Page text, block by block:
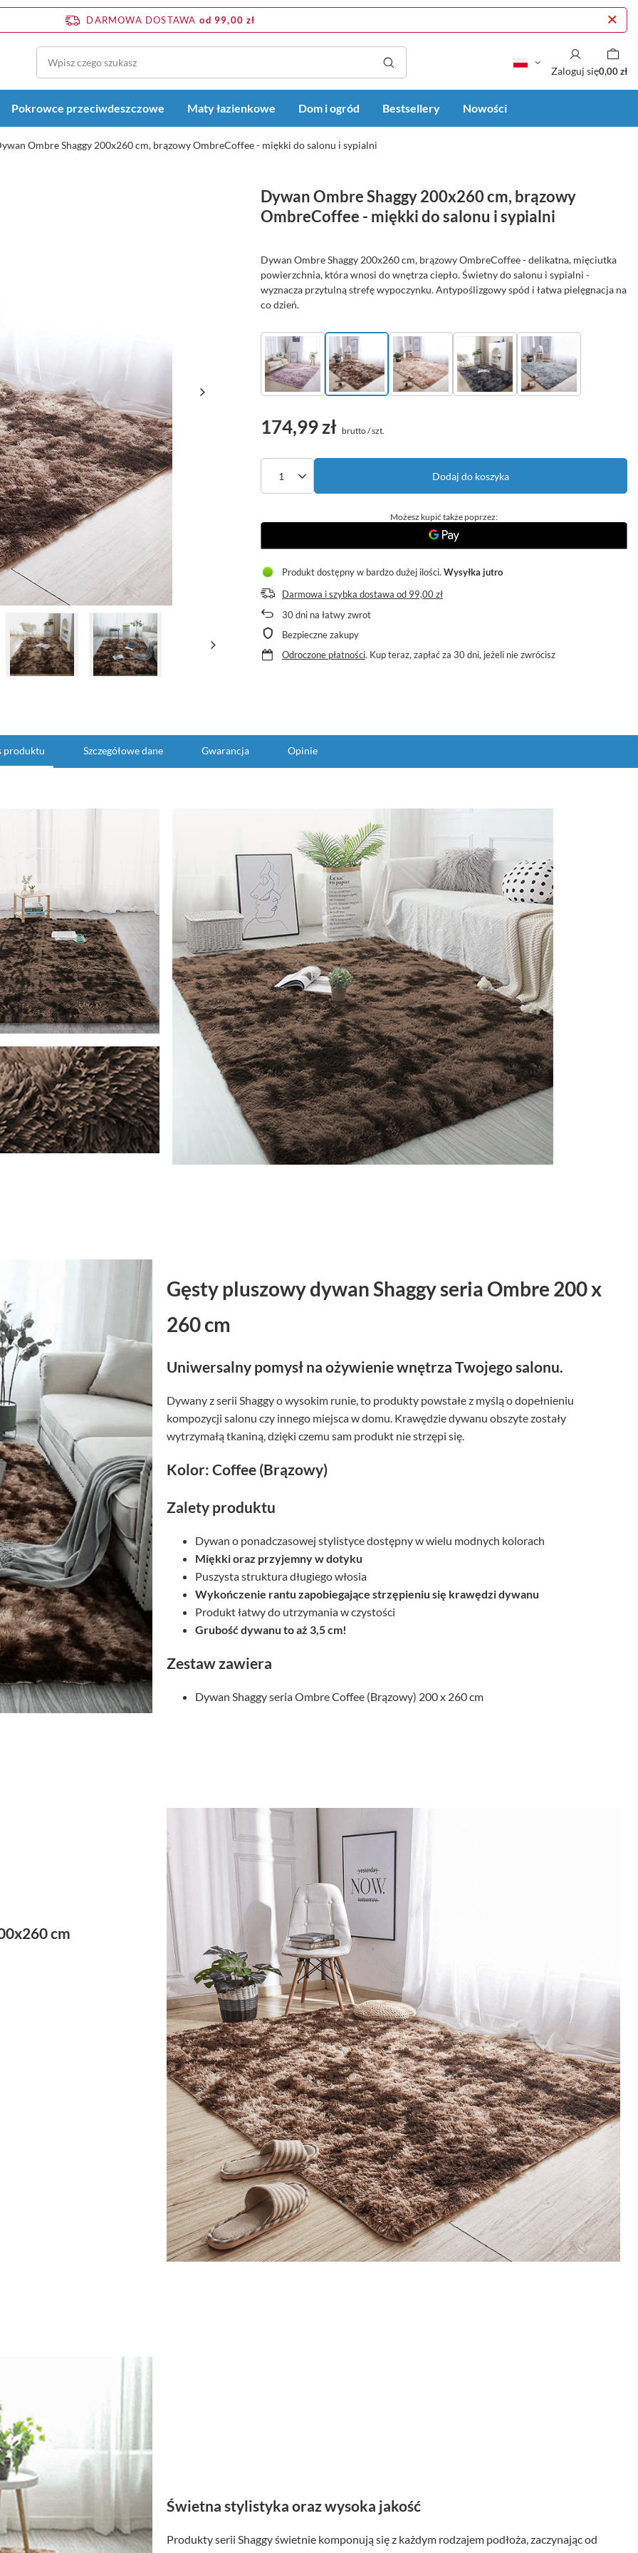
DARMOWA DOSTAWA od 99,00 zł
Zaloguj się0,00 zł
Pokrowce przeciwdeszczowe Maty łazienkowe Dom i ogród Bestsellery Nowości
Ombre Shaggy 200x260 cm, brązowy OmbreCoffee - miękki do salonu i sypialni
Dywan Ombre Shaggy 200x260 cm, brązowy
OmbreCoffee - miękki do salonu i sypialni
Dywan Ombre Shaggy 200x260 cm, brązowy OmbreCoffee - delikatna, mięciutka
powierzchnia, która wnosi do wnętrza ciepło. Świetny do salonu i sypialni -
wyznacza przytulną strefę wypoczynku. Antypoślizgowy spód i łatwa pielęgnacja na
co dzień.
174,99 zł brutto/szt.
Dodaj do koszyka
Możesz kupić także poprzez:
Produkt dostępny w bardzo dużej ilości Wysyłka jutro
Darmowa i szybka dostawa od 99,00 zł
30dni na łatwy zwrot
Bezpieczne zakupy
Odroczone płatności. Kup teraz, zapłać za 30 dni, jeżeli nie zwrócisz
produktu Szczegółowe dane Gwarancja Opinie
Gęsty pluszowy dywan Shaggy seria Ombre 200 x
260 cm
Uniwersalny pomysł na ożywienie wnętrza Twojego salonu.
Dywany z serii Shaggy o wysokim runie, to produkty powstałe z myślą o dopełnieniu
kompozycji salonu czy innego miejsca w domu. Krawędzie dywanu obszyte zostały
wytrzymałą tkaniną, dzięki czemu sam produkt nie strzępi się.
Kolor: Coffee (Brązowy)
Zalety produktu
Dywan o ponadczasowej stylistyce dostępny w wielu modnych kolorach
Miękki oraz przyjemny w dotyku
Puszysta struktura długiego włosia
Wykończenie rantu zapobiegające strzępieniu się krawędzi dywanu
Produkt łatwy do utrzymania w czystości
Grubość dywanu to aż 3,5 cm!
Zestaw zawiera
Dywan Shaggy seria Ombre Coffee (Brązowy) 200 x 260 cm
cm
Świetna stylistyka oraz wysoka jakość
Produkty serii Shaggy świetnie komponują się z każdym rodzajem podłoża, zaczynając od